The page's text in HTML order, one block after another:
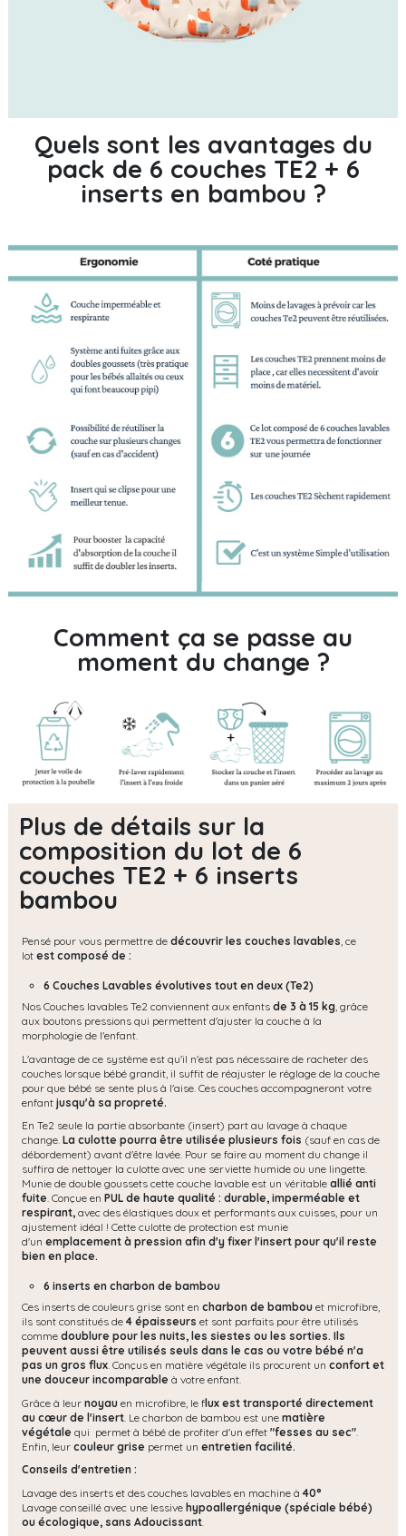
Quels sont les avantages du
pack de 6 couches TE2 + 6
inserts en bambou ?
Comment ça se passe au
moment du change ?
Plus de détails sur la
composition du lot de 6
couches TE2 + 6 inserts
bambou
Pensé pour vous permettre de découvrir les couches lavables, ce
lot est composé de :
6 Couches Lavables évolutives tout en deux (Te2)
Nos Couches lavables Te2 conviennent aux enfants de 3 à 15 kg, grâce
aux boutons pressions qui permettent d'ajuster la couche à la
morphologie de l'enfant.
L'avantage de ce système est qu'il n'est pas nécessaire de racheter des
couches lorsque bébé grandit, il suffit de réajuster le réglage de la couche
pour que bébé se sente plus à l'aise. Ces couches accompagneront votre
enfant jusqu'à sa propreté.
En Te2 seule la partie absorbante (insert) part au lavage à chaque
change. La culotte pourra être utilisée plusieurs fois (sauf en cas de
débordement) avant d'être lavée. Pour se faire au moment du change il
suffira de nettoyer la culotte avec une serviette humide ou une lingette.
Munie de double goussets cette couche lavable est un véritable allié anti
fuite. Conçue en PUL de haute qualité : durable, imperméable et
respirant, avec des élastiques doux et performants aux cuisses, pour un
ajustement idéal ! Cette culotte de protection est munie
d'un emplacement à pression afin d'y fixer l'insert pour qu'il reste
bien en place.
6 inserts en charbon de bambou
Ces inserts de couleurs grise sont en charbon de bambou et microfibre,
ils sont constitués de 4 épaisseurs et sont parfaits pour être utilisés
comme doublure pour les nuits, les siestes ou les sorties. Ils
peuvent aussi être utilisés seuls dans le cas ou votre bébé n'a
pas un gros flux. Conçus en matière végétale ils procurent un confort et
une douceur incomparable à votre enfant.
Grâce à leur noyau en microfibre, le flux est transporté directement
au cœur de l'insert . Le charbon de bambou est une matière
végétale qui permet à bébé de profiter d'un effet "fesses au sec"
Enfin, leur couleur grise permet un entretien facilité.
Conseils d'entretien :
Lavage des inserts et des couches lavables en machine à 40°
Lavage conseillé avec une lessive hypoallergénique (spéciale bébé)
ou écologique, sans Adoucissant.